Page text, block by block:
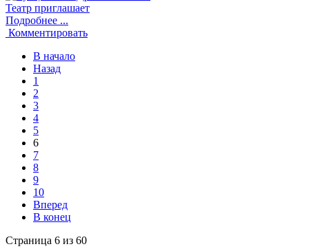
Подробнее ...
Комментировать
В начало
Назад
1
2
3
4
5
6
7
8
9
10
Вперед
В конец
Страница 6 из 60